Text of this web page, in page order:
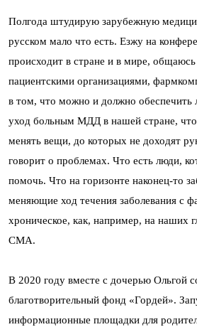
Полгода штудирую зарубежную
русском мало что есть. Езжу на
происходит в стране и в мире, общаюсь
пациентскими организациями,
в том, что можно и должно
уход больным МДД в нашей стране,
менять вещи, до которых не доходят
говорит о проблемах. Что есть люди,
помочь. Что на горизонте наконец-то
меняющие ход течения заболевания с
хроническое, как, например, на наших
СМА.
В 2020 году вместе с дочерью Ольгой
благотворительный фонд «Гордей».
информационные площадки для